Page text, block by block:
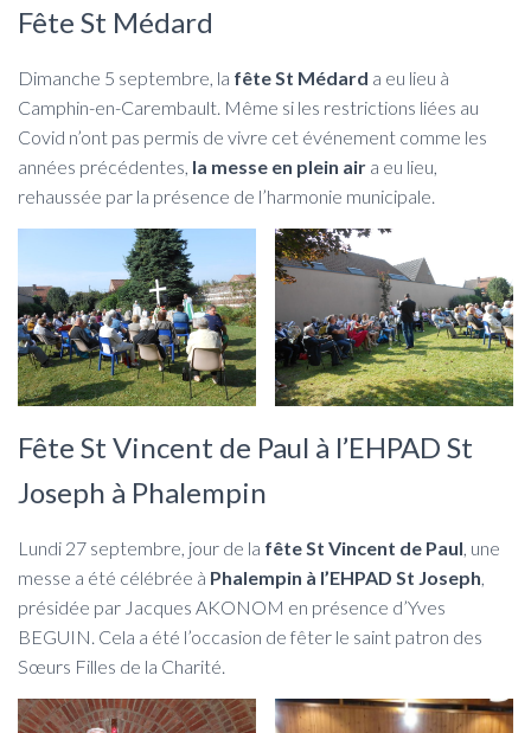
Fête St Médard
Dimanche 5 septembre, la fête St Médard a eu lieu à
Camphin-en-Carembault. Même si les restrictions liées au
Covid n’ont pas permis de vivre cet événement comme les
années précédentes, la messe en plein air a eu lieu,
rehaussée par la présence de l’harmonie municipale.
Fête St Vincent de Paul à l’EHPAD St
Joseph à Phalempin
Lundi 27 septembre, jour de la fête St Vincent de Paul, une
messe a été célébrée à Phalempin à l’EHPAD St Joseph,
présidée par Jacques AKONOM en présence d’Yves
BEGUIN. Cela a été l’occasion de fêter le saint patron des
Sœurs Filles de la Charité.